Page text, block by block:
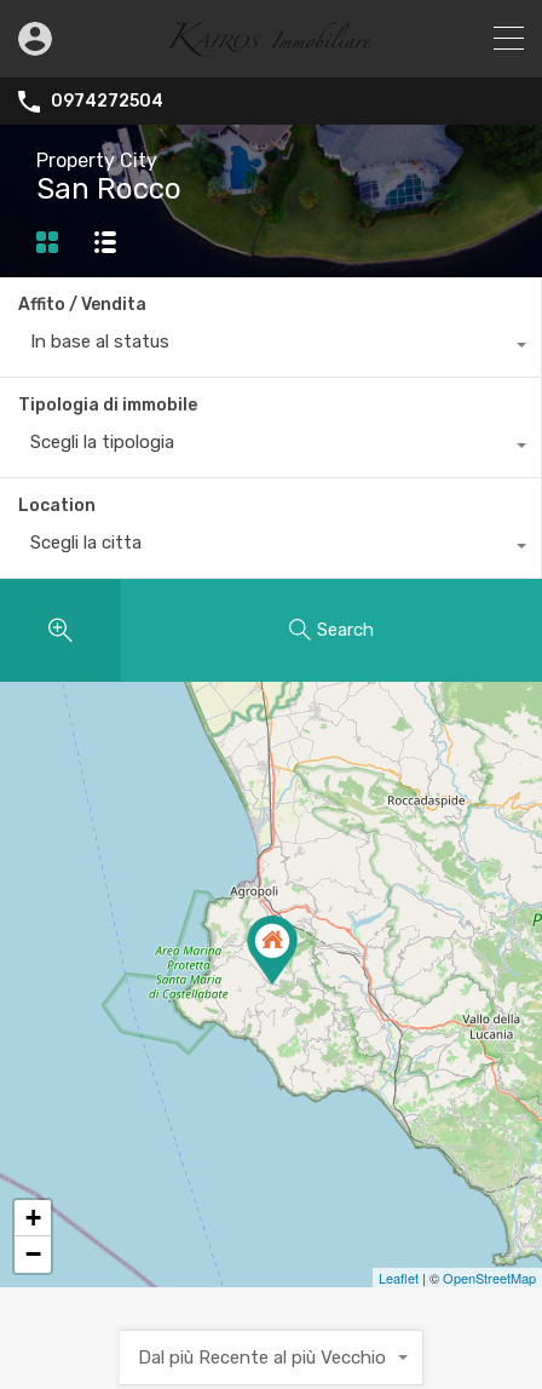
0974272504
Property City
San Rocco
Affito / Vendita
In base al status
Tipologia di immobile
Scegli la tipologia
Location
Scegli la citta
Search
+
−
Leaflet | ©OpenStreetMap
Dal più Recente al più Vecchio